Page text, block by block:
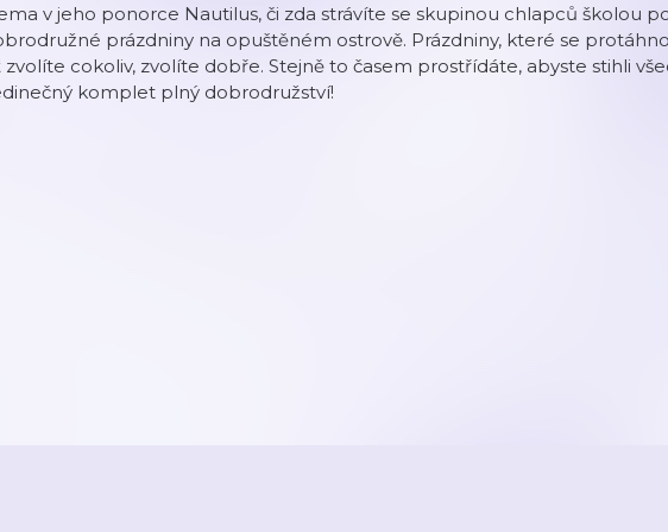
v jeho ponorce Nautilus, či zda strávíte se skupinou chlapců školou
prázdniny na opuštěném ostrově. Prázdniny, které se
zvolíte cokoliv, zvolíte dobře. Stejně to časem prostřídáte, abyste stihli
komplet plný dobrodružství!